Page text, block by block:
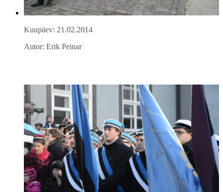
Kuupäev: 21.02.2014
Autor: Erik Peinar